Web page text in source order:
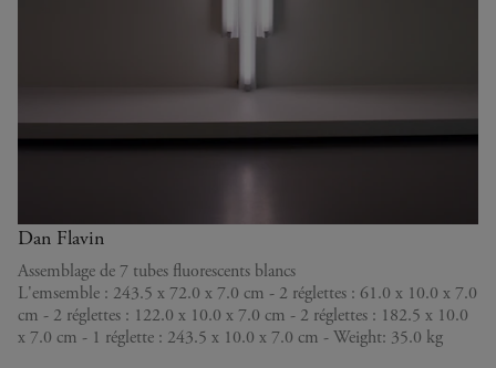
"MONUMENT" FOR V. TATLIN
Dan Flavin
Assemblage de 7 tubes fluorescents blancs
L'emsemble : 243.5 x 72.0 x 7.0 cm - 2 réglettes : 61.0 x 10.0 x 7.0
cm - 2 réglettes : 122.0 x 10.0 x 7.0 cm - 2 réglettes : 182.5 x 10.0
x 7.0 cm - 1 réglette : 243.5 x 10.0 x 7.0 cm - Weight: 35.0 kg